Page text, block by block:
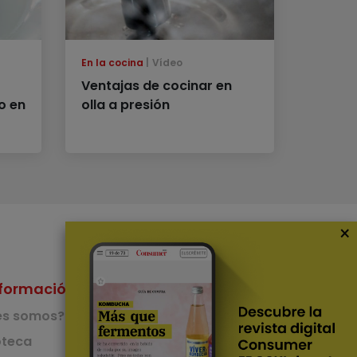
en
En la cocina Vídeo
Ventajas de cocinar en
olla a presión
somos?
Nuestras Apps
App de recetas
×